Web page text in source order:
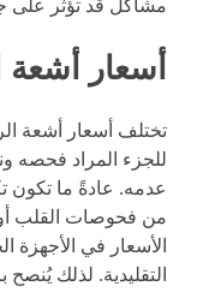
مشاكل قد تؤثر على
أسعار أشعة
تختلف أسعار أشعة
للجزء المراد فحصه
عدمه. عادةً ما تكون
من فحوصات القلب أو
التقليدية. لذلك